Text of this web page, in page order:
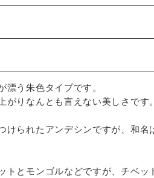
漂う朱色タイプです。
がりなんとも言えない美しさです。
けられたアンデシンですが、和
トとモンゴルなどですが、チベッ